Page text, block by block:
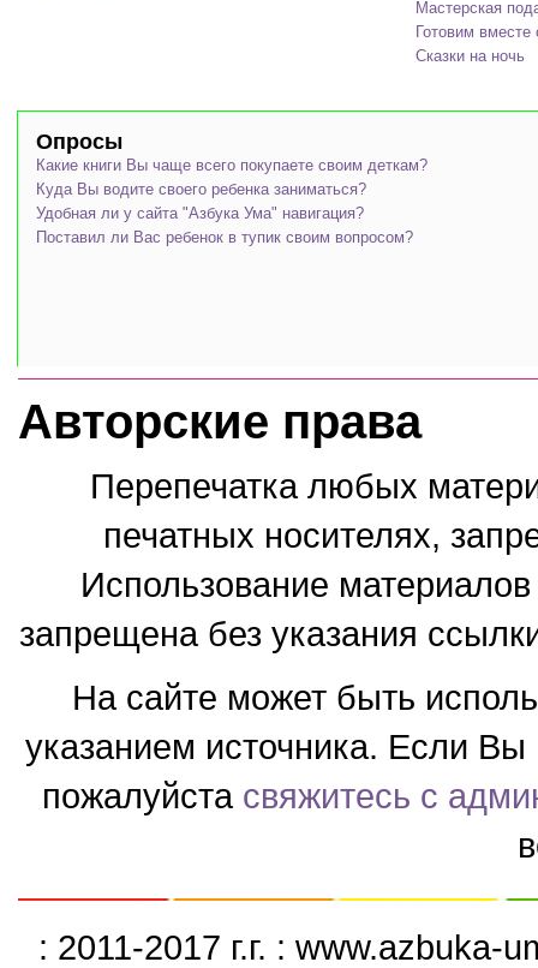
Мастерская
Готовим вместе
Сказки на ночь
Опросы
Какие книги Вы чаще всего покупаете своим деткам?
Куда Вы водите своего ребенка заниматься?
Удобная ли у сайта "Азбука Ума" навигация?
Поставил ли Вас ребенок в тупик своим вопросом?
Авторские права
Перепечатка любых
печатных носителях,
Использование
запрещена без указания
На сайте может быть
указанием источника. Если Вы
пожалуйста свяжитесь с
: 2011-2017 г.г. : www.azbuka-